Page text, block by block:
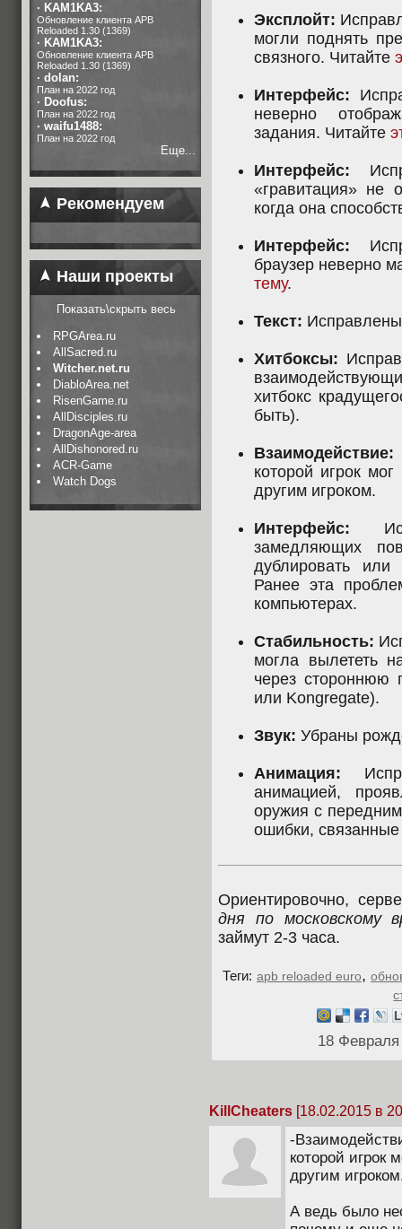
· KAM1KA3:
Обновление клиента APB
Reloaded 1.30 (1369)
· KAM1KA3:
Обновление клиента APB
Reloaded 1.30 (1369)
· dolan:
План на 2022 год
· Doofus:
План на 2022 год
· waifu1488:
План на 2022 год
Еще...
Рекомендуем
Наши проекты
Показать\скрыть весь
RPGArea.ru
AllSacred.ru
Witcher.net.ru
DiabloArea.net
RisenGame.ru
AllDisciples.ru
DragonAge-area
AllDishonored.ru
ACR-Game
Watch Dogs
Эксплойт:
могли поднять
связного. Читайте
Интерфейс:
неверно
задания. Читайте
Интерфейс:
«гравитация» не
когда она
Интерфейс:
браузер неверно
тему.
Текст:
Хитбоксы:
хитбокс
быть).
Взаимодействие:
которой игрок
другим игроком.
Интерфейс:
замедляющих
дублировать или
Ранее эта
компьютерах.
Стабильность:
могла вылететь
через стороннюю
или Kongregate).
Звук: Убраны
Анимация:
анимацией,
оружия с
ошибки,
Ориентировочно,
дня по московскому
займут 2-3 часа.
Теги: apb reloaded euro,
18
KillCheaters [18.02.2015 в
-
которой игрок
другим
А ведь было